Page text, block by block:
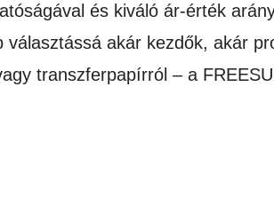
és kiváló ár-érték
választássá akár kezdők, akár
transzferpapírról – a